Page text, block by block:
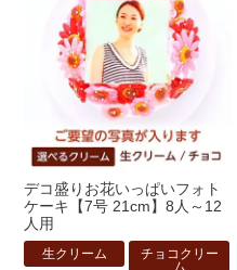
デコ盛りお花いっぱいフォト
ケーキ【7号 21cm】8人～12
人用
生クリーム
チョコクリー
ム